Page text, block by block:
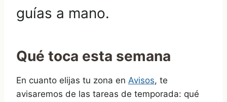
guías a mano.
Qué toca esta semana
En cuanto elijas tu zona en Avisos, te
avisaremos de las tareas de temporada: qué